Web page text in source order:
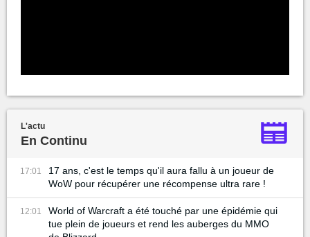
L'actu
En Continu
17:01
17 ans, c'est le temps qu'il aura fallu à un joueur de
WoW pour récupérer une récompense ultra rare !
12:01
World of Warcraft a été touché par une épidémie qui
tue plein de joueurs et rend les auberges du MMO